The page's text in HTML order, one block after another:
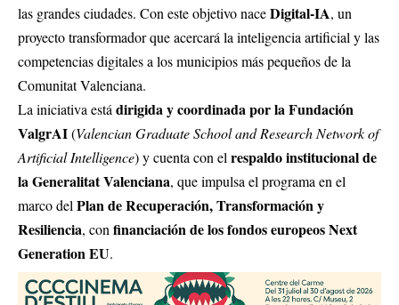
las grandes ciudades. Con este objetivo naceDigital-IA, un
proyecto transformador que acercará la inteligencia artificial y las
competencias digitales a los municipios más pequeños de la
Comunitat Valenciana.
La iniciativa estádirigida y coordinada por la Fundación
ValgrAI(Valencian Graduate School and Research Network of
Artificial Intelligence) y cuenta con elrespaldo institucional de
la Generalitat Valenciana, que impulsa el programa en el
marco delPlan de Recuperación, Transformación y
Resiliencia, confinanciación de los fondos europeos Next
Generation EU.